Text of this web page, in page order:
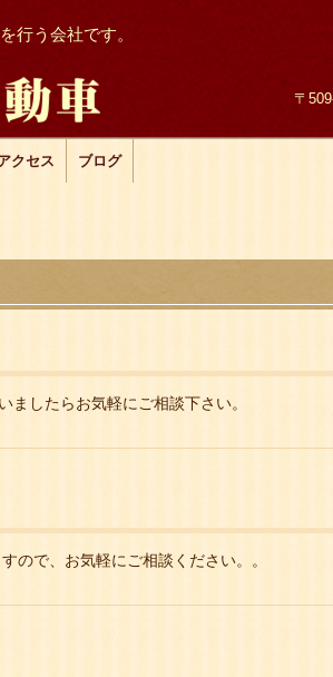
行う会社です。
〒
クセス ブログ
したらお気軽にご相談下さい。
ので、お気軽にご相談ください。。